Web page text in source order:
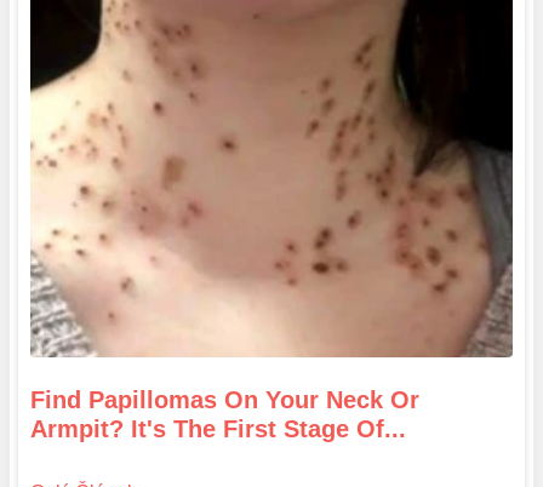
Find Papillomas On Your Neck Or
Armpit? It's The First Stage Of...